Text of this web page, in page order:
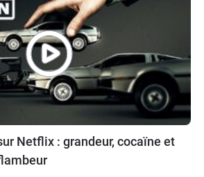
Netflix : grandeur, cocaïne et